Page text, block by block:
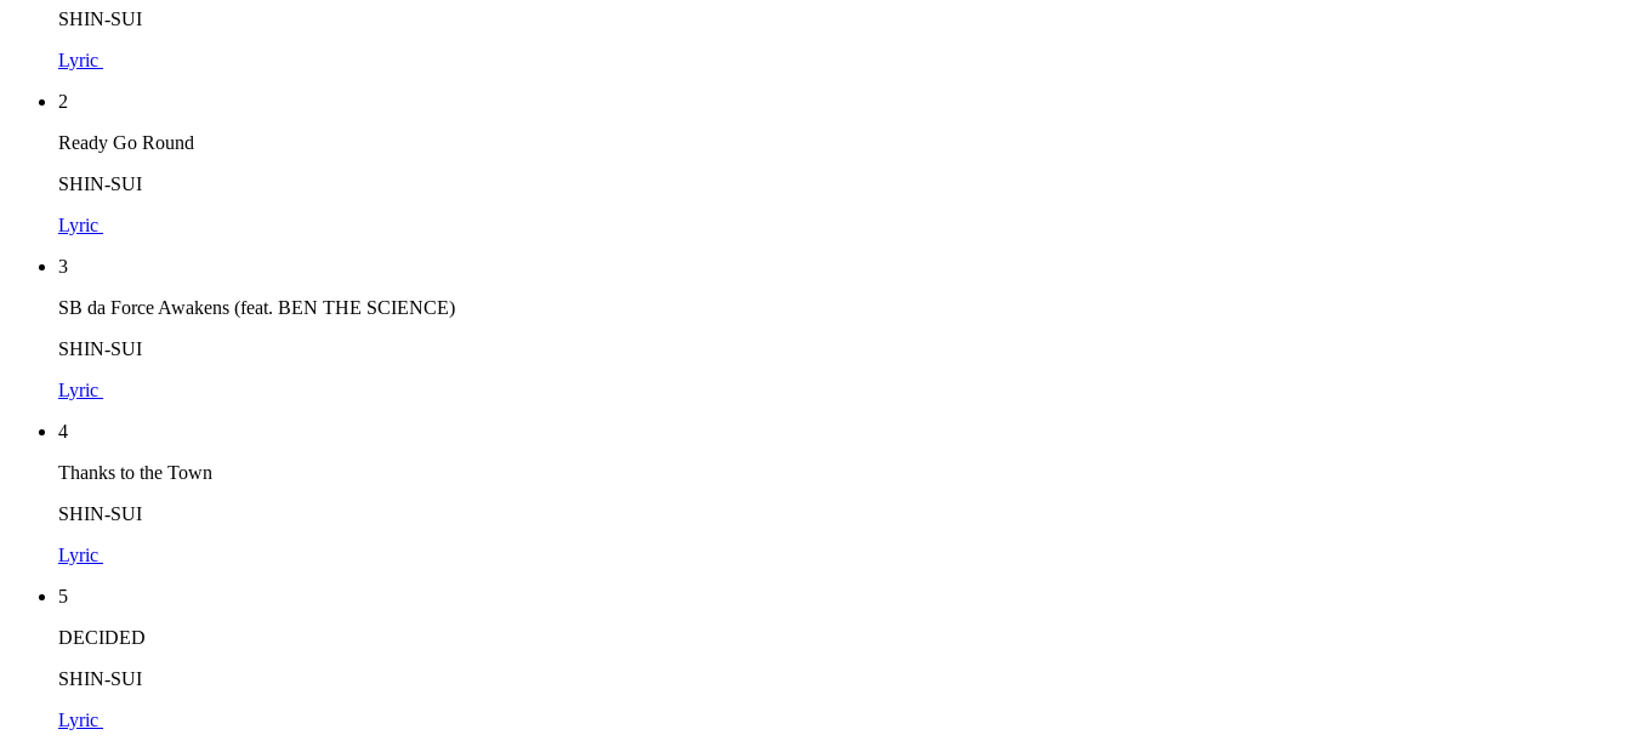
SHIN-SUI
Lyric
2
Ready Go Round
SHIN-SUI
Lyric
3
SB da Force Awakens (feat. BEN THE SCIENCE)
SHIN-SUI
Lyric
4
Thanks to the Town
SHIN-SUI
Lyric
5
DECIDED
SHIN-SUI
Lyric